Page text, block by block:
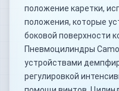
положение каретки,
положения, которые
боковой поверхности
Пневмоцилиндры
устройствами
регулировкой